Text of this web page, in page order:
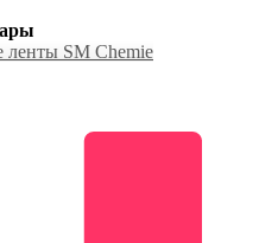
ленты SM Chemie